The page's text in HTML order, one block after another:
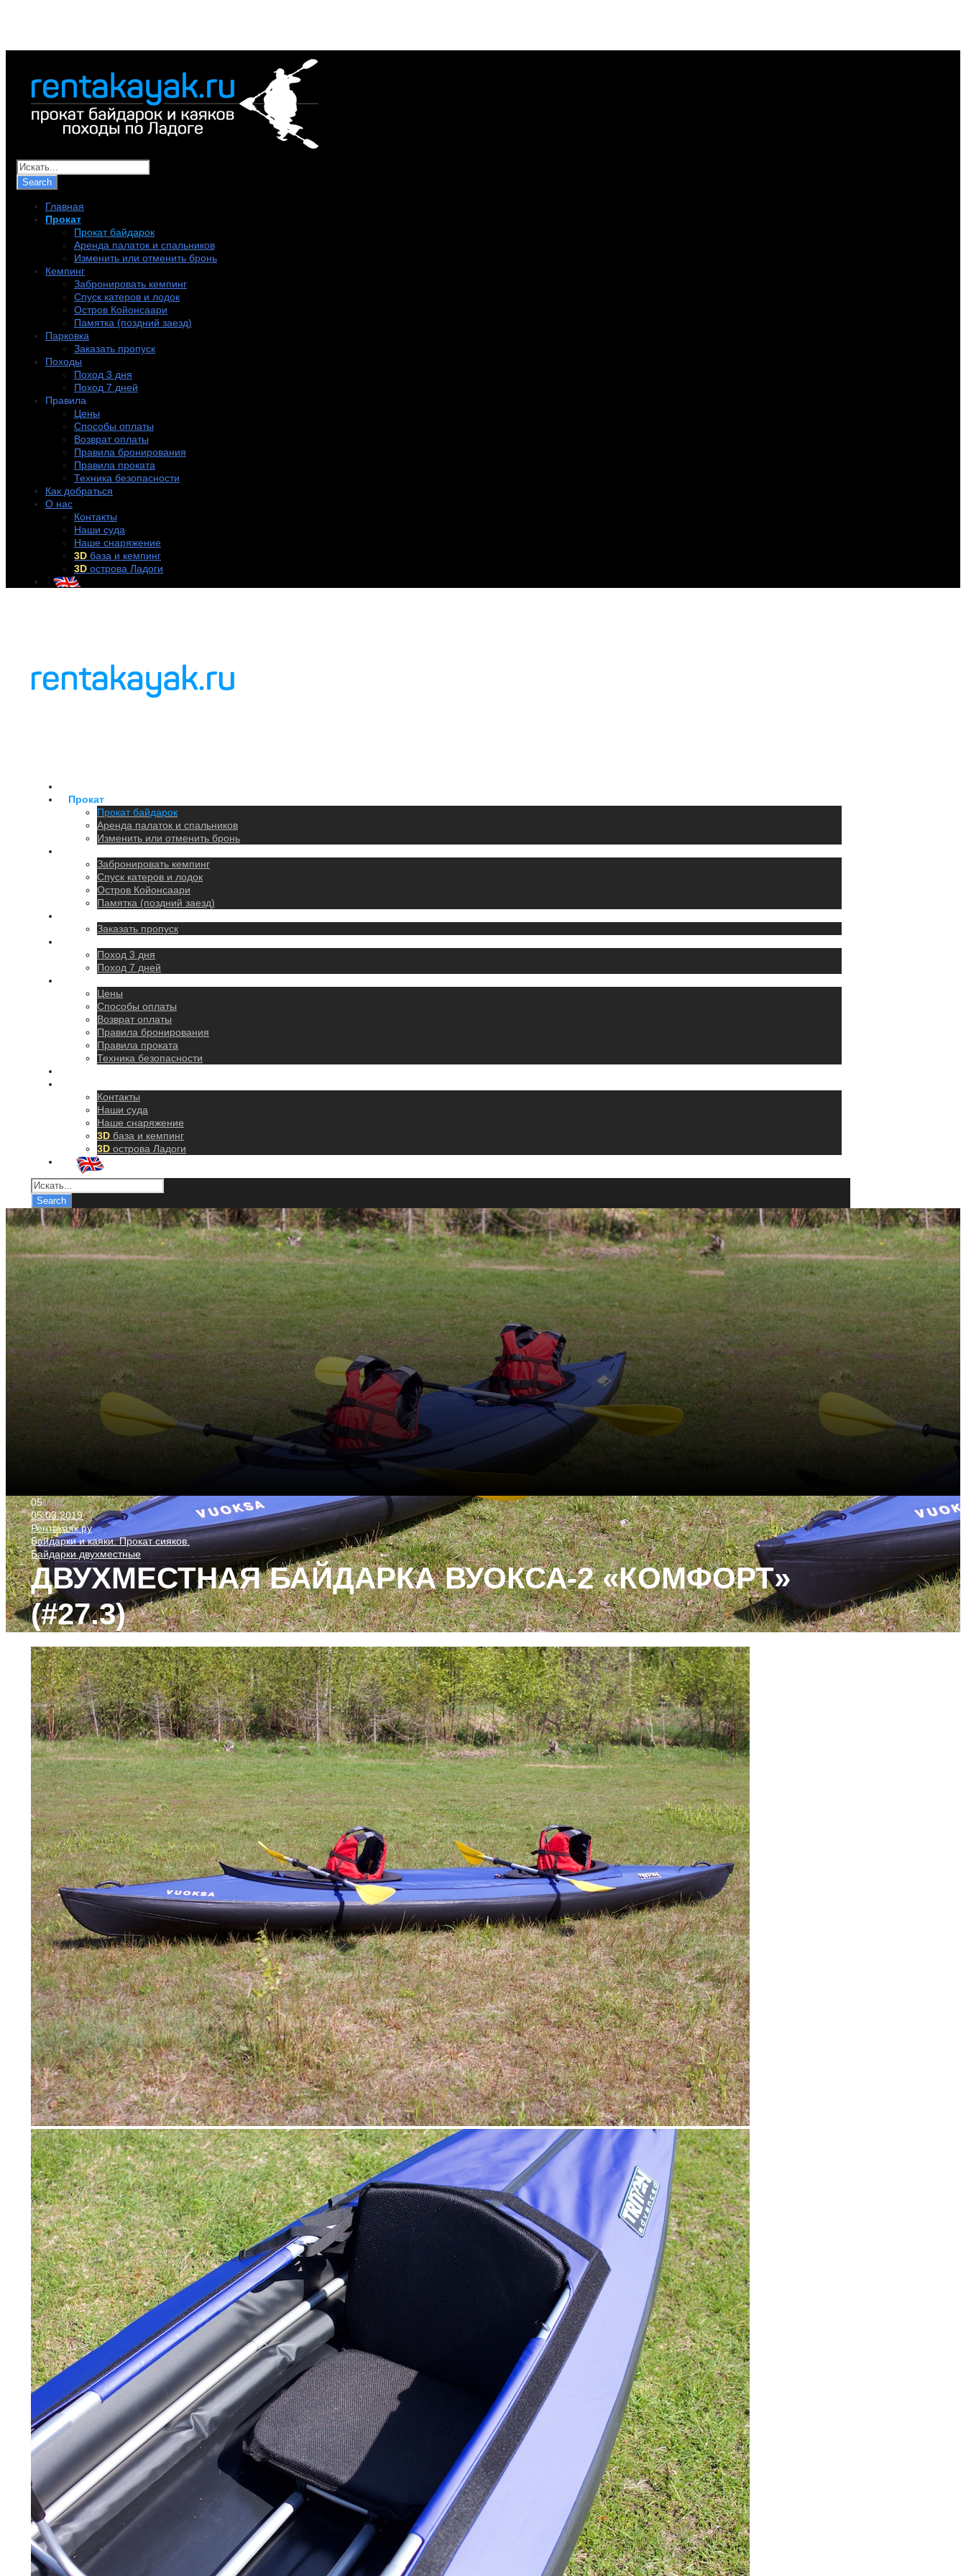
Главная
Прокат
Прокат байдарок
Аренда палаток и спальников
Изменить или отменить бронь
Кемпинг
Забронировать кемпинг
Спуск катеров и лодок
Остров Койонсаари
Памятка (поздний заезд)
Парковка
Заказать пропуск
Походы
Поход 3 дня
Поход 7 дней
Правила
Цены
Способы оплаты
Возврат оплаты
Правила бронирования
Правила проката
Техника безопасности
Как добраться
О нас
Контакты
Наши суда
Наше снаряжение
3D база и кемпинг
3D острова Ладоги
Прокат
Прокат байдарок
Аренда палаток и спальников
Изменить или отменить бронь
Забронировать кемпинг
Спуск катеров и лодок
Остров Койонсаари
Памятка (поздний заезд)
Заказать пропуск
Поход 3 дня
Поход 7 дней
Цены
Способы оплаты
Возврат оплаты
Правила бронирования
Правила проката
Техника безопасности
Контакты
Наши суда
Наше снаряжение
3D база и кемпинг
3D острова Ладоги
05Мар
05.03.2019
Рентакаяк.ру
Байдарки и каяки. Прокат сияков.
Байдарки двухместные
ДВУХМЕСТНАЯ БАЙДАРКА ВУОКСА-2 «КОМФОРТ»
(#27.3)